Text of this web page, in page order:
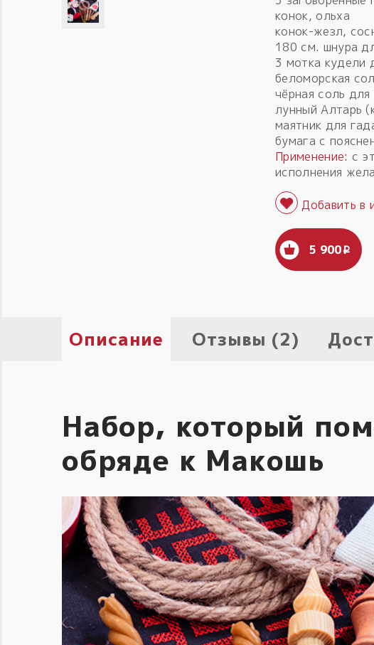
конок, ольха
конок-жезл,
180 см. шнура
3 мотка кудели
беломорская
чёрная соль для
лунный Алтарь
маятник для
бумага с
Применение: с
исполнения
5 900i
Описание Отзывы (2)
Набор, который
обряде к Макошь